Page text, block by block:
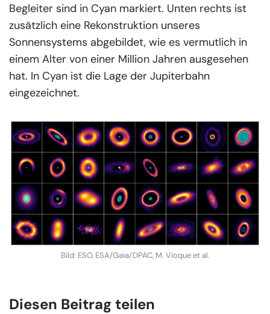
Begleiter sind in Cyan markiert. Unten rechts ist
zusätzlich eine Rekonstruktion unseres
Sonnensystems abgebildet, wie es vermutlich in
einem Alter von einer Million Jahren ausgesehen
hat. In Cyan ist die Lage der Jupiterbahn
eingezeichnet.
Bild: ESO, ESA/Gaia/DPAC, M. Vioque et al.
Diesen Beitrag teilen